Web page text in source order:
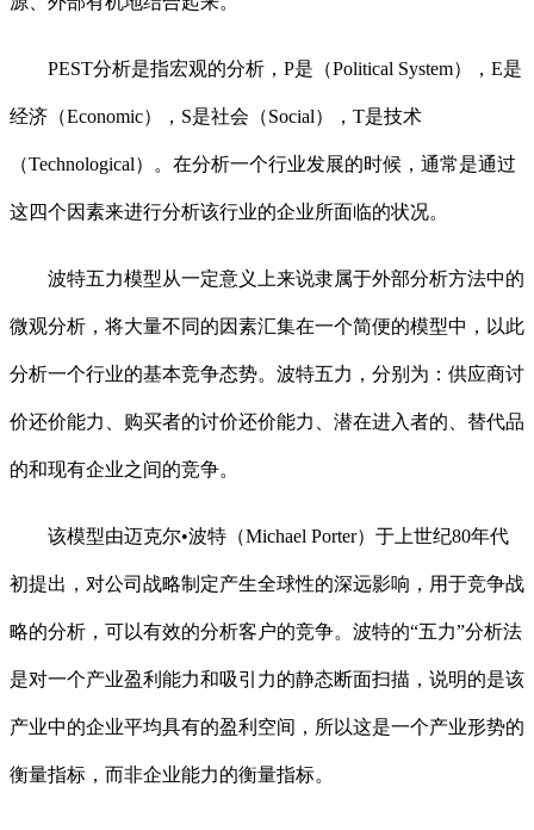
PEST分析是指宏观的分析，P是（Political System），E是
经济（Economic），S是社会（Social），T是技术
（Technological）。在分析一个行业发展的时候，通常是通过
这四个因素来进行分析该行业的企业所面临的状况。
波特五力模型从一定意义上来说隶属于外部分析方法中的
微观分析，将大量不同的因素汇集在一个简便的模型中，以此
分析一个行业的基本竞争态势。波特五力，分别为：供应商讨
价还价能力、购买者的讨价还价能力、潜在进入者的、替代品
的和现有企业之间的竞争。
该模型由迈克尔•波特（Michael Porter）于上世纪80年代
初提出，对公司战略制定产生全球性的深远影响，用于竞争战
略的分析，可以有效的分析客户的竞争。波特的“五力”分析法
是对一个产业盈利能力和吸引力的静态断面扫描，说明的是该
产业中的企业平均具有的盈利空间，所以这是一个产业形势的
衡量指标，而非企业能力的衡量指标。